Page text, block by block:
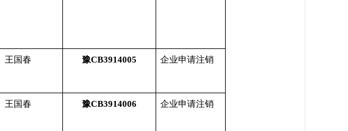
王国春 豫CB3914005 企业申请注销
王国春 豫CB3914006 企业申请注销